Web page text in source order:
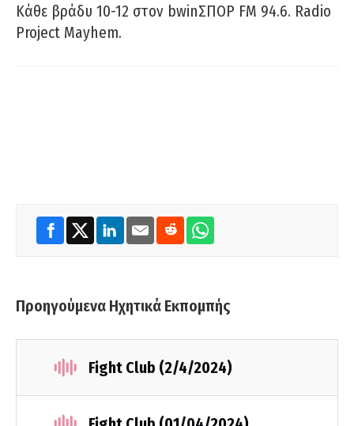
Κάθε βράδυ 10-12 στον bwinΣΠΟΡ FM 94.6. Radio
Project Mayhem.
Προηγούμενα Ηχητικά Εκπομπής
Fight Club (2/4/2024)